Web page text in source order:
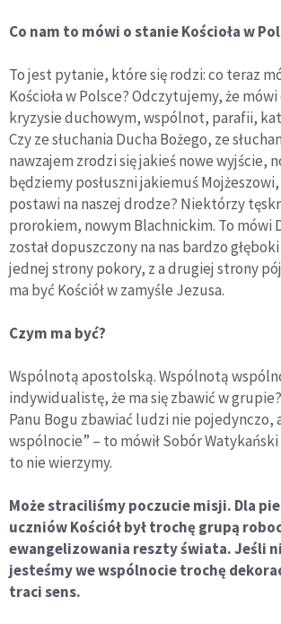
Co nam to mówi o stanie Kościoła w
To jest pytanie, które się rodzi: co teraz
Kościoła w Polsce? Odczytujemy, że mówi
kryzysie duchowym, wspólnot, parafii,
Czy ze słuchania Ducha Bożego, ze
nawzajem zrodzi się jakieś nowe wyjście,
będziemy posłuszni jakiemuś
postawi na naszej drodze? Niektórzy
prorokiem, nowym Blachnickim. To mówi
został dopuszczony na nas bardzo
jednej strony pokory, z a drugiej strony
ma być Kościół w zamyśle Jezusa.
Czym ma być?
Wspólnotą apostolską. Wspólnotą
indywidualistę, że ma się zbawić w
Panu Bogu zbawiać ludzi nie pojedynczo,
wspólnocie” – to mówił Sobór
to nie wierzymy.
Może straciliśmy poczucie misji. Dla
uczniów Kościół był trochę grupą
ewangelizowania reszty świata. Jeśli
jesteśmy we wspólnocie trochę
traci sens.